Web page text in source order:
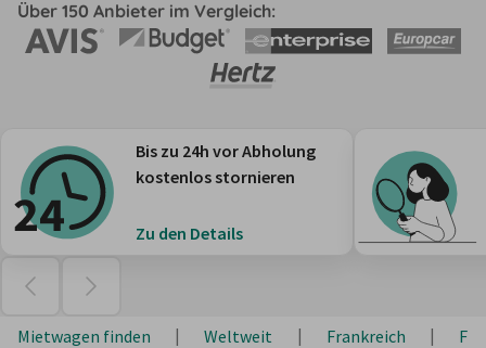
Über 150 Anbieter im Vergleich:
Bis zu 24h vor Abholung
kostenlos stornieren
Zu den Details
Mietwagen finden Weltweit Frankreich